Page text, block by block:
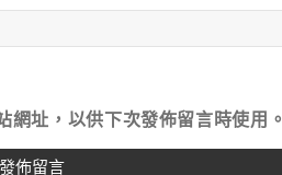
址，以供下次發佈留言時使用。